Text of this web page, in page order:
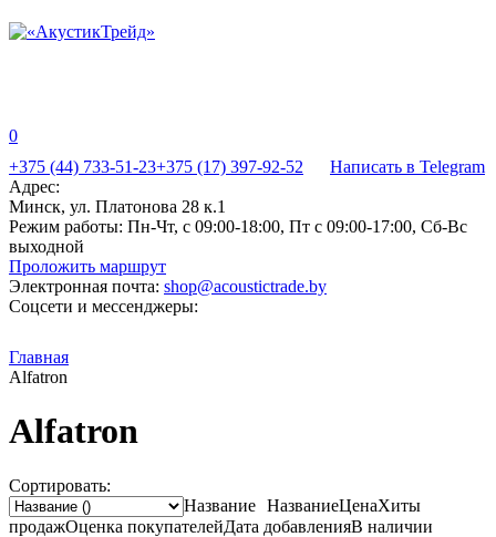
0
+375 (44) 733-51-23+375 (17) 397-92-52
Написать в Telegram
Адрес:
Минск, ул. Платонова 28 к.1
Режим работы: Пн-Чт, с 09:00-18:00, Пт с 09:00-17:00, Сб-Вс
выходной
Проложить маршрут
Электронная почта: shop@acoustictrade.by
Соцсети и мессенджеры:
Главная
Alfatron
Alfatron
Сортировать:
Название НазваниеЦенаХиты
продажОценка покупателейДата добавленияВ наличии